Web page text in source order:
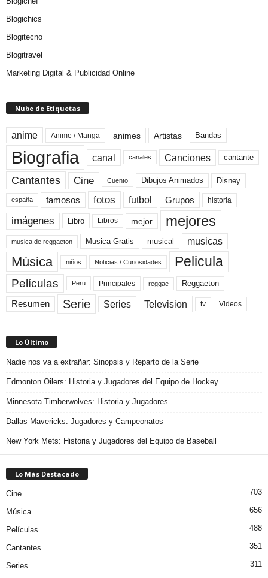
Blogichics
Blogitecno
Blogitravel
Marketing Digital & Publicidad Online
Nube de Etiquetas
anime Anime / Manga animes Artistas Bandas
Biografia canal canales Canciones cantante
Cantantes Cine Cuento Dibujos Animados Disney
españa famosos fotos futbol Grupos historia
imágenes Libro Libros mejor mejores
musica de reggaeton Musica Gratis musical musicas
Música niños Noticias / Curiosidades Pelicula
Películas Peru Principales reggae Reggaeton
Resumen Serie Series Television tv Videos
Lo Último
Nadie nos va a extrañar: Sinopsis y Reparto de la Serie
Edmonton Oilers: Historia y Jugadores del Equipo de Hockey
Minnesota Timberwolves: Historia y Jugadores
Dallas Mavericks: Jugadores y Campeonatos
New York Mets: Historia y Jugadores del Equipo de Baseball
Lo Más Destacado
Cine 703
Música 656
Películas 488
Cantantes 351
Series
311